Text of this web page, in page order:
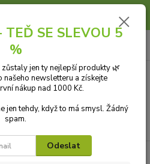
zabrat. Dopřejte jim šetrnou péči s
CZK
Ben & Anna Přírodní zubní pasta s
TEĎ SE SLEVOU 5
%
jen ty nejlepší produkty 🌿
newsletteru a získejte
nákup nad 1000 Kč.
jen tehdy, když to má smysl. Žádný
spam.
Odeslat